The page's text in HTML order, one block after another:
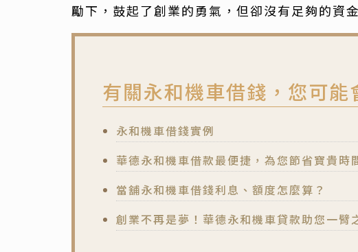
勵下，鼓起了創業的勇氣，但卻沒有足夠的資
有關永和機車借錢，您可能
永和機車借錢實例
華德永和機車借款最便捷，為您節省寶貴時
當舖永和機車借錢利息、額度怎麼算？
創業不再是夢！華德永和機車貸款助您一臂